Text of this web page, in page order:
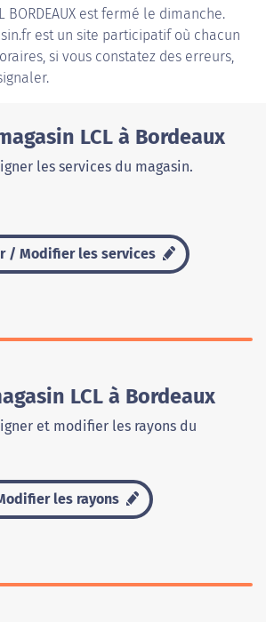
BORDEAUX est fermé le dimanche.
est un site participatif où chacun
si vous constatez des erreurs,
LCL à Bordeaux
les services du magasin.
/ Modifier les services
LCL à Bordeaux
et modifier les rayons du
les rayons